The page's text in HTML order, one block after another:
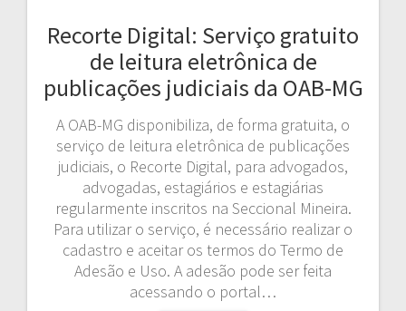
Recorte Digital: Serviço gratuito
de leitura eletrônica de
publicações judiciais da OAB-MG
A OAB-MG disponibiliza, de forma gratuita, o
serviço de leitura eletrônica de publicações
judiciais, o Recorte Digital, para advogados,
advogadas, estagiários e estagiárias
regularmente inscritos na Seccional Mineira.
Para utilizar o serviço, é necessário realizar o
cadastro e aceitar os termos do Termo de
Adesão e Uso. A adesão pode ser feita
acessando o portal…